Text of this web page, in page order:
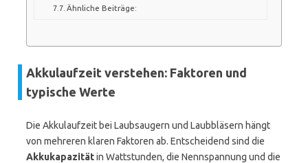
Ähnliche Beiträge:
Akkulaufzeit verstehen: Faktoren und
typische Werte
Die Akkulaufzeit bei Laubsaugern und Laubbläsern hängt
von mehreren klaren Faktoren ab. Entscheidend sind die
Akkukapazitätin Wattstunden, die Nennspannung und die